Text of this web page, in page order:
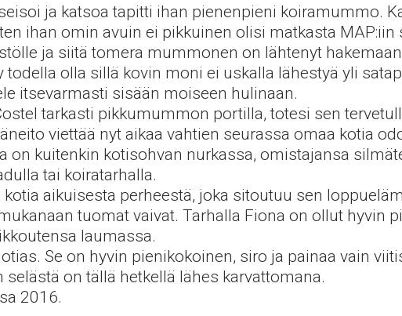
ja katsoa tapitti ihan pienenpieni koiramummo.
ihan omin avuin ei pikkuinen olisi matkasta MAP:iin
ja siitä tomera mummonen on lähtenyt
olla sillä kovin moni ei uskalla lähestyä yli
itsevarmasti sisään moiseen hulinaan.
tarkasti pikkumummon portilla, totesi sen
viettää nyt aikaa vahtien seurassa omaa kotia
kuitenkin kotisohvan nurkassa, omistajansa
tai koiratarhalla.
aikuisesta perheestä, joka sitoutuu sen
tuomat vaivat. Tarhalla Fiona on ollut hyvin
laumassa.
Se on hyvin pienikokoinen, siro ja painaa vain
on tällä hetkellä lähes karvattomana.
2016.